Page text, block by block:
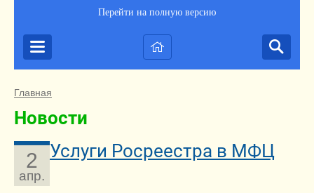
Перейти на полную версию
Главная
Новости
2
апр.
Услуги Росреестра в МФЦ